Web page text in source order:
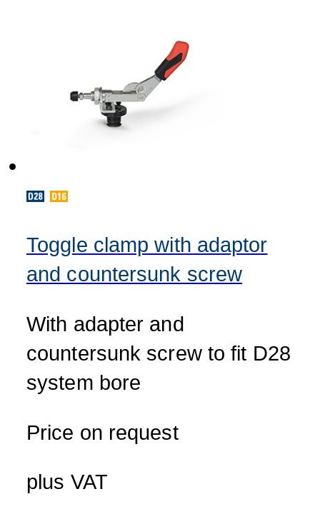
Toggle clamp with adaptor
and countersunk screw
With adapter and
countersunk screw to fit D28
system bore
Price on request
plus VAT